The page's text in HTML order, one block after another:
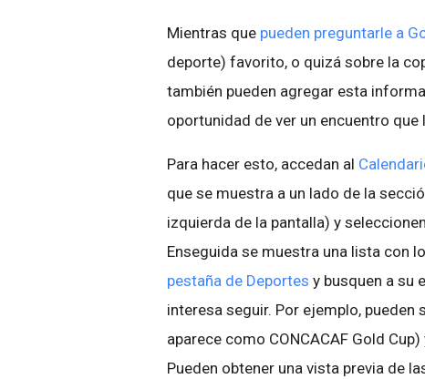
Mientras que pueden preguntarle a
deporte) favorito, o quizá sobre la
también pueden agregar esta
oportunidad de ver un encuentro que
Para hacer esto, accedan al
que se muestra a un lado de la
izquierda de la pantalla) y
Enseguida se muestra una lista con
pestaña de Deportes y busquen a su
interesa seguir. Por ejemplo, pueden
aparece como CONCACAF Gold
Pueden obtener una vista previa de